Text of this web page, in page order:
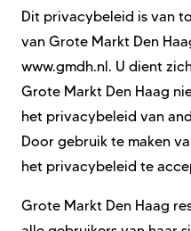
Dit privacybeleid is van
van Grote Markt Den
www.gmdh.nl. U dient
Grote Markt Den Haag
het privacybeleid van
Door gebruik te maken
het privacybeleid te
Grote Markt Den Haag